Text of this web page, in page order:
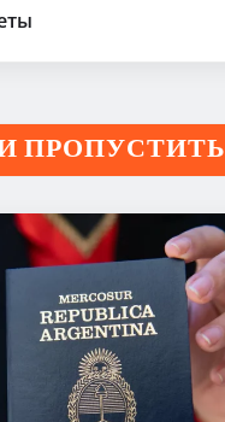
ПРОПУСТИТЬ